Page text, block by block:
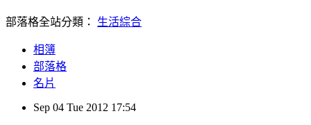
部落格全站分類： 生活綜合
相簿
部落格
名片
Sep 04 Tue 2012 17:54